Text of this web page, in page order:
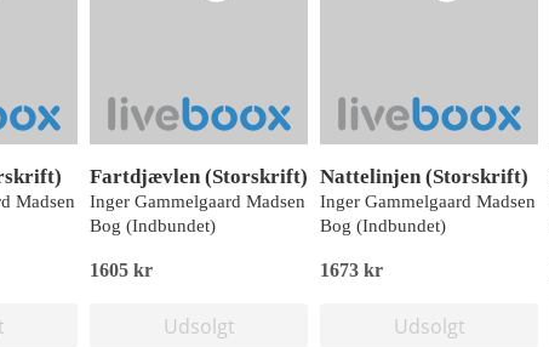
Madsen
Fartdjævlen (Storskrift)
Inger Gammelgaard Madsen
Bog (Indbundet)
1605 kr
Udsolgt
Nattelinjen (Storskrift)
Inger Gammelgaard Madsen
Bog (Indbundet)
1673 kr
Udsolgt